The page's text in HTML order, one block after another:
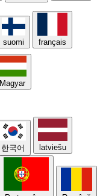
suomi français
Magyar
한국어 latviešu